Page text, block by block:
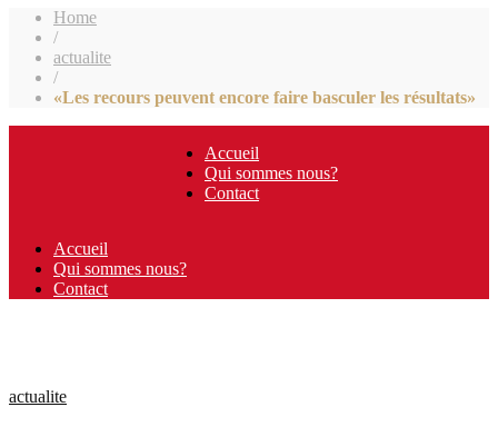
Home
/
actualite
/
«Les recours peuvent encore faire basculer les résultats»
Accueil
Qui sommes nous?
Contact
Accueil
Qui sommes nous?
Contact
actualite